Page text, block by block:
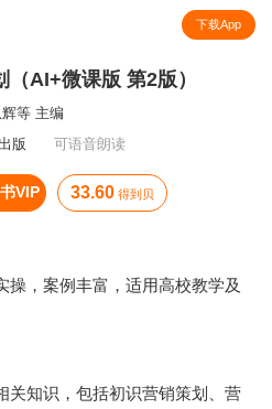
下载App
（AI+微课版 第2版）
等 主编
版
可语音朗读
VIP 33.60 得到贝
操，案例丰富，适用高校教学及
关知识，包括初识营销策划、营